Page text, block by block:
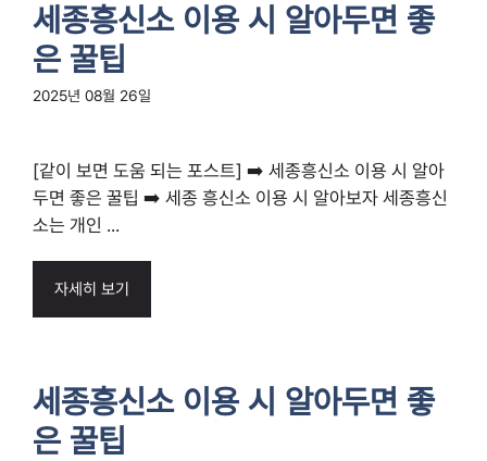
세종흥신소 이용 시 알아두면 좋
은 꿀팁
2025년 08월 26일
[같이 보면 도움 되는 포스트] ➡️ 세종흥신소 이용 시 알아
두면 좋은 꿀팁 ➡️ 세종 흥신소 이용 시 알아보자 세종흥신
소는 개인 ...
자세히 보기
세종흥신소 이용 시 알아두면 좋
은 꿀팁